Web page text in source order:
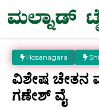
Skip
to
content
Hosanagara
ವಿಶೇಷ ಚೇತನ
ಗಣೇಶ್ ವೈ